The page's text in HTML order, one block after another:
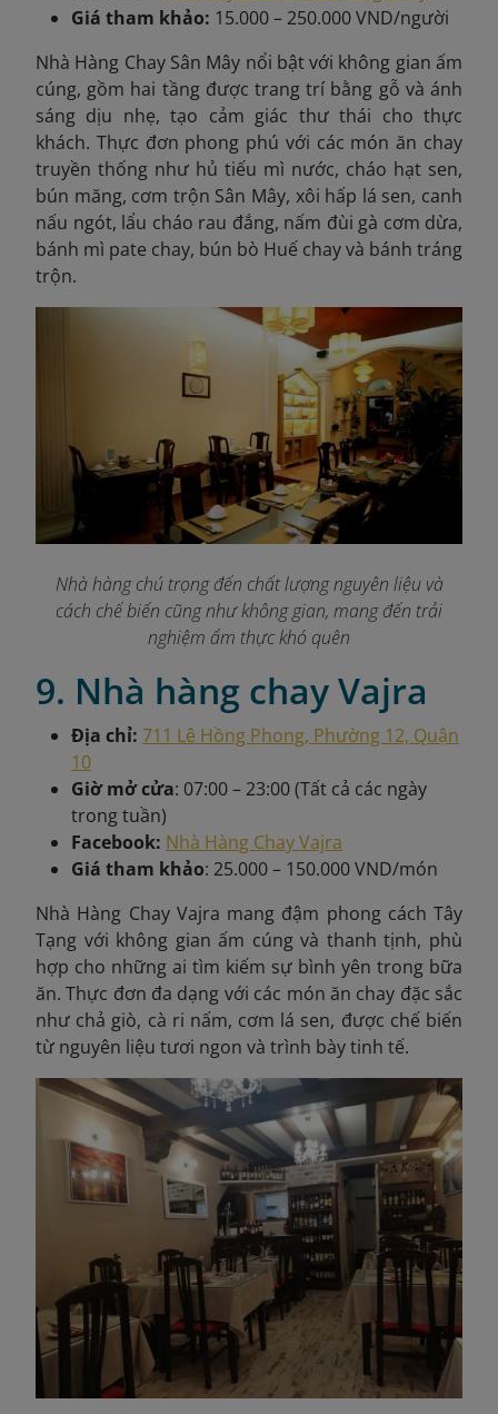
Giá tham khảo: 15.000 – 250.000 VND/người
Nhà Hàng Chay Sân Mây nổi bật với không gian ấm
cúng, gồm hai tầng được trang trí bằng gỗ và ánh
sáng dịu nhẹ, tạo cảm giác thư thái cho thực
khách. Thực đơn phong phú với các món ăn chay
truyền thống như hủ tiếu mì nước, cháo hạt sen,
bún măng, cơm trộn Sân Mây, xôi hấp lá sen, canh
nấu ngót, lẩu cháo rau đắng, nấm đùi gà cơm dừa,
bánh mì pate chay, bún bò Huế chay và bánh tráng
trộn.
Nhà hàng chú trọng đến chất lượng nguyên liệu và
cách chế biến cũng như không gian, mang đến trải
nghiệm ẩm thực khó quên
9. Nhà hàng chay Vajra
Địa chỉ: 711 Lê Hồng Phong, Phường 12, Quận
10
Giờ mở cửa: 07:00 – 23:00 (Tất cả các ngày
trong tuần)
Facebook: Nhà Hàng Chay Vajra
Giá tham khảo: 25.000 – 150.000 VND/món
Nhà Hàng Chay Vajra mang đậm phong cách Tây
Tạng với không gian ấm cúng và thanh tịnh, phù
hợp cho những ai tìm kiếm sự bình yên trong bữa
ăn. Thực đơn đa dạng với các món ăn chay đặc sắc
như chả giò, cà ri nấm, cơm lá sen, được chế biến
từ nguyên liệu tươi ngon và trình bày tinh tế.